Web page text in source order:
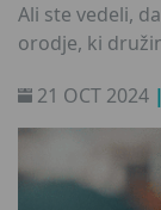
Ali ste vedeli,
orodje, ki
dejavnosti, ki
spremenimo v
ustvarjalnost
nasvetov za
21 OCT 2024